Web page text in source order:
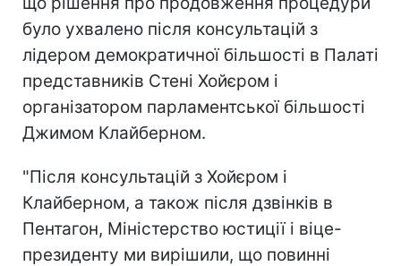
було ухвалено після консультацій з
лідером демократичної більшості в Палаті
представників Стені Хойєром і
організатором парламентської більшості
Джимом Клайберном.
"Після консультацій з Хойєром і
Клайберном, а також після дзвінків в
Пентагон, Міністерство юстиції і віце-
президенту ми вирішили, що повинні